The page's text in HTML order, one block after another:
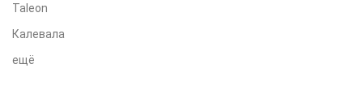
Taleon
Калевала
ещё